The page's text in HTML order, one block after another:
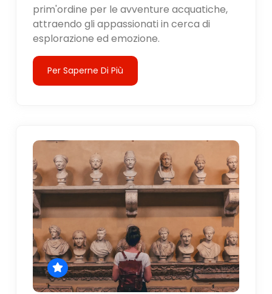
prim'ordine per le avventure acquatiche,
attraendo gli appassionati in cerca di
esplorazione ed emozione.
Per Saperne Di Più